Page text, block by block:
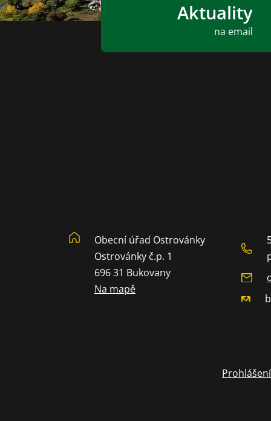
Aktuality
na email
Obecní úřad Ostrovánky
Ostrovánky č.p. 1
696 31 Bukovany
Na mapě